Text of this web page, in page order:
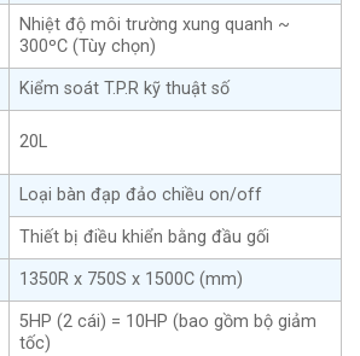
Nhiệt độ môi trường xung quanh ~
300ºC (Tùy chọn)
Kiểm soát T.P.R kỹ thuật số
20L
Loại bàn đạp đảo chiều on/off
Thiết bị điều khiển bằng đầu gối
1350R x 750S x 1500C (mm)
5HP (2 cái) = 10HP (bao gồm bộ giảm
tốc)